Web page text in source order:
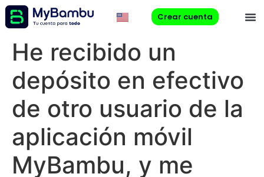
Crear cuenta
He recibido un
depósito en efectivo
de otro usuario de la
aplicación móvil
MyBambu, y me